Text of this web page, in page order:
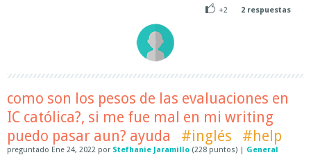
+2
2 respuestas
como son los pesos de las evaluaciones en
IC católica?, si me fue mal en mi writing
puedo pasar aun? ayuda
#inglés #help
preguntado Ene 24, 2022 por Stefhanie Jaramillo (228 puntos) | General